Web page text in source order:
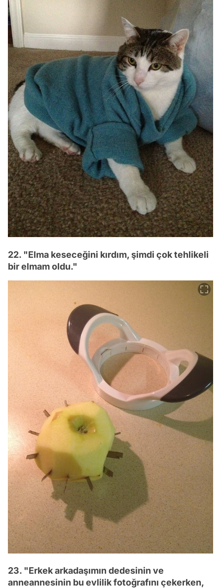
22. "Elma keseceğini kırdım, şimdi çok tehlikeli
bir elmam oldu."
23. "Erkek arkadaşımın dedesinin ve
anneannesinin bu evlilik fotoğrafını çekerken,